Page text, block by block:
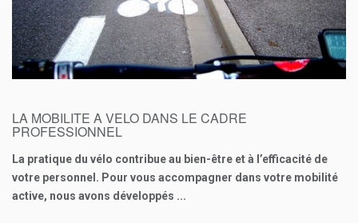
0€
LA MOBILITE A VELO DANS LE CADRE
PROFESSIONNEL
La pratique du vélo contribue au bien-être et à l’efficacité de
votre personnel. Pour vous accompagner dans votre mobilité
active, nous avons développés ...